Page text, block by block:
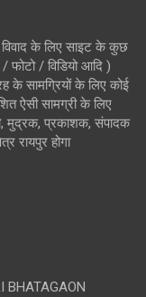
के लिए साइट के कुछ
/ फोटो / विडियो आदि )
के सामग्रियों के लिए कोई
ऐसी सामग्री के लिए
मुद्रक, प्रकाशक, संपादक
रायपुर होगा
BHATAGAON